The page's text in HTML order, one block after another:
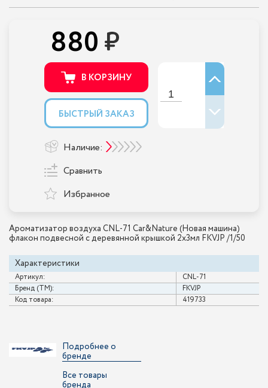
Ароматизатор воздуха CNL-71 Car&Nature (Новая машина)
флакон подвесной с деревянной крышкой 2x3мл FKVJP /1/50
Характеристики
Артикул:
CNL-71
Бренд (ТМ):
FKVJP
Код товара:
419733
880
В КОРЗИНУ
БЫСТРЫЙ ЗАКАЗ
Наличие:
Сравнить
Избранное
Подробнее о
бренде
Все товары
бренда